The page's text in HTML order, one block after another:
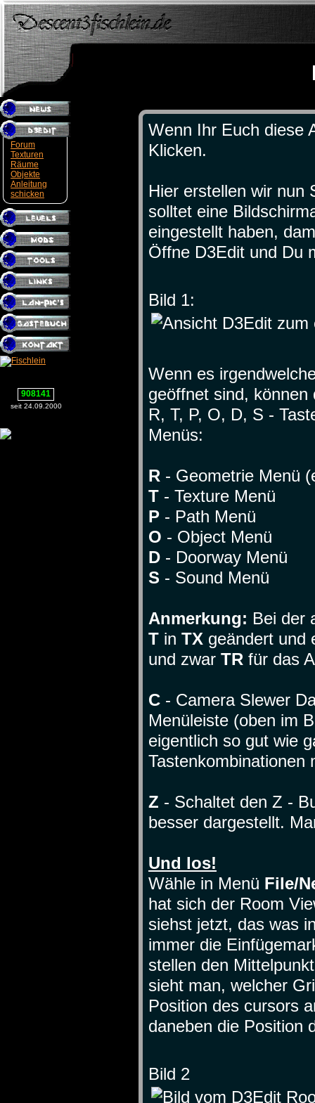
Forum
Texturen
Räume
Objekte
Anleitung
schicken
908141
seit 24.09.2000
Wenn Ihr Euch diese
Klicken.
Hier erstellen wir nun
solltet eine
eingestellt haben,
Öffne D3Edit und Du
Bild 1:
Wenn es
geöffnet sind,
R, T, P, O, D, S -
Menüs:
R - Geometrie Menü
T - Texture Menü
P - Path Menü
O - Object Menü
D - Doorway Menü
S - Sound Menü
Anmerkung: Bei der
T in TX geändert und
und zwar TR für das
C - Camera Slewer
Menüleiste (oben im
eigentlich so gut wie
Tastenkombinationen
Z - Schaltet den Z -
besser dargestellt.
Und los!
Wähle in Menü File/
hat sich der Room
siehst jetzt, das was
immer die
stellen den
sieht man, welcher
Position des cursors
daneben die Position
Bild 2